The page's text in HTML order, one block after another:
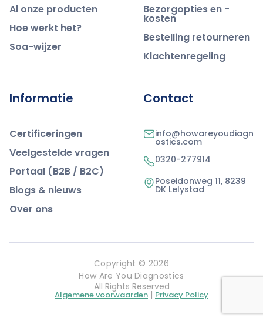
Al onze producten
Hoe werkt het?
Soa-wijzer
Bezorgopties en -
kosten
Bestelling retourneren
Klachtenregeling
Informatie
Certificeringen
Veelgestelde vragen
Portaal (B2B / B2C)
Blogs & nieuws
Over ons
Contact
info@howareyoudiagn
ostics.com
0320-277914
Poseidonweg 11, 8239
DK Lelystad
Copyright © 2026
How Are You Diagnostics
All Rights Reserved
Algemene voorwaarden | Privacy Policy